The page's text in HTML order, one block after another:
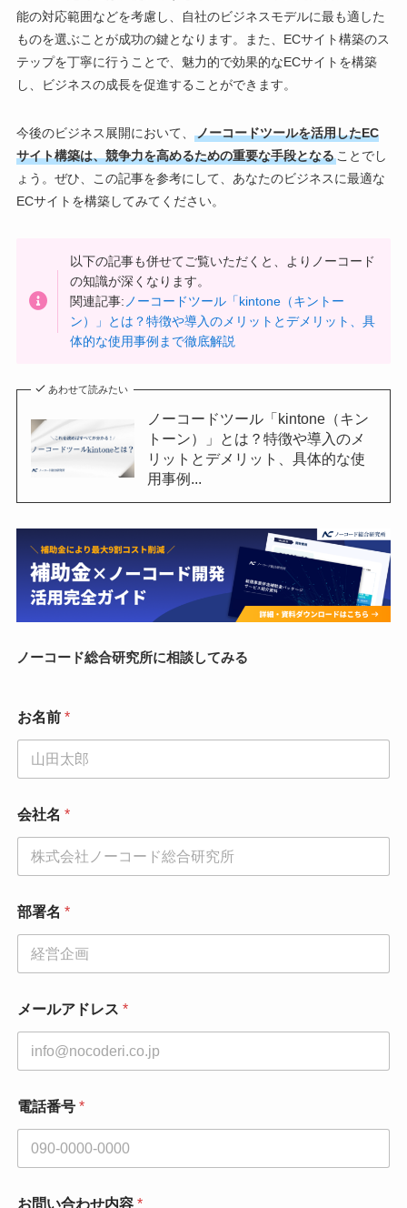
能の対応範囲などを考慮し、自社のビジネスモデルに最も適した
ものを選ぶことが成功の鍵となります。また、ECサイト構築のス
テップを丁寧に行うことで、魅力的で効果的なECサイトを構築
し、ビジネスの成長を促進することができます。
今後のビジネス展開において、
ノーコードツールを活用したEC
サイト構築は、競争力を高めるための重要な手段となることでし
ょう。ぜひ、この記事を参考にして、あなたのビジネスに最適な
ECサイトを構築してみてください。
以下の記事も併せてご覧いただくと、よりノーコード
の知識が深くなります。
関連記事: ノーコードツール「kintone（キントー
ン）」とは？特徴や導入のメリットとデメリット、具
体的な使用事例まで徹底解説
あわせて読みたい
ノーコードツール「kintone（キン
トーン）」とは？特徴や導入のメ
リットとデメリット、具体的な使
用事例...
ノーコード総合研究所に相談してみる
お名前 *
会社名 *
*
お
部署名 *
メールアドレス *
電話番号 *
お問い合わせ内容 *